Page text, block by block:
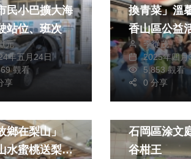
民小巴擴大海
站位、班次
元
年五月24日
觀看
享
換青菜」
香山區公益
烈迴響
季從茂
2025年四月
5,853 觀看
0 分享
鄉在梨山」
水蜜桃送梨山
石岡區涂文
谷柑王